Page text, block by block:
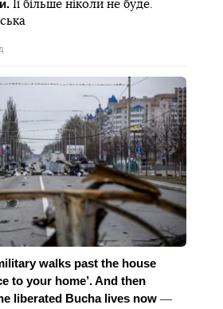
Її більше ніколи не буде.
walks past the house
to your home’. And then
liberated Bucha lives now―